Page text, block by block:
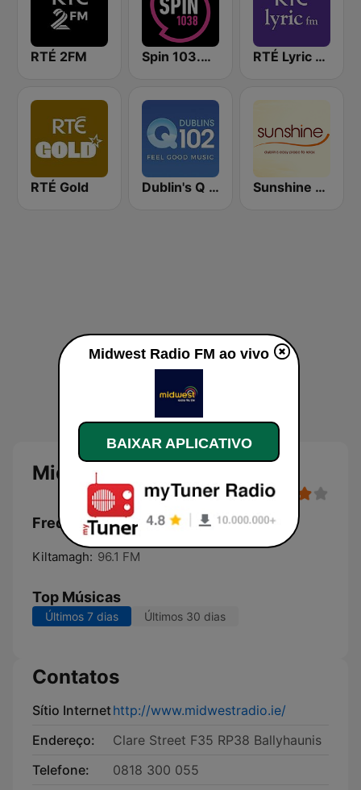
RTÉ 2FM Spin 103.8 FM RTÉ Lyric FM
RTÉ Gold Dublin's Q 102 FM Sunshine 106.8 FM
Midwest Radio FM
Frequências Midwest Radio FM:
Kiltamagh: 96.1 FM
Top Músicas
Últimos 7 dias Últimos 30 dias
Contatos
Sítio Internethttp://www.midwestradio.ie/
Endereço:
Clare Street F35 RP38 Ballyhaunis
Telefone:
0818 300 055
Midwest Radio FM ao vivo
BAIXAR APLICATIVO